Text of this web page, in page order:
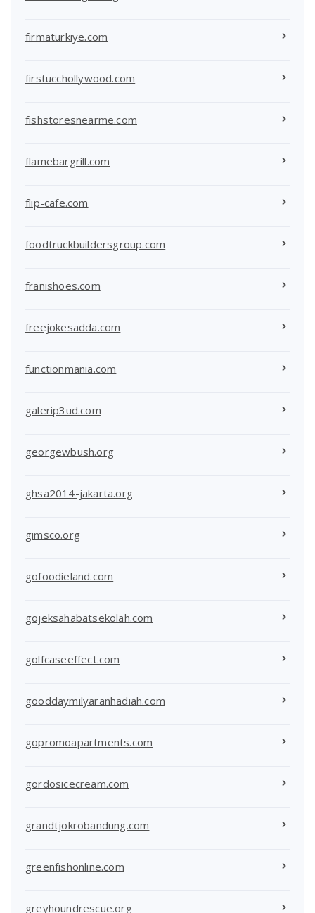
firmaturkiye.com
firstucchollywood.com
fishstoresnearme.com
flamebargrill.com
flip-cafe.com
foodtruckbuildersgroup.com
franishoes.com
freejokesadda.com
functionmania.com
galerip3ud.com
georgewbush.org
ghsa2014-jakarta.org
gimsco.org
gofoodieland.com
gojeksahabatsekolah.com
golfcaseeffect.com
gooddaymilyaranhadiah.com
gopromoapartments.com
gordosicecream.com
grandtjokrobandung.com
greenfishonline.com
greyhoundrescue.org